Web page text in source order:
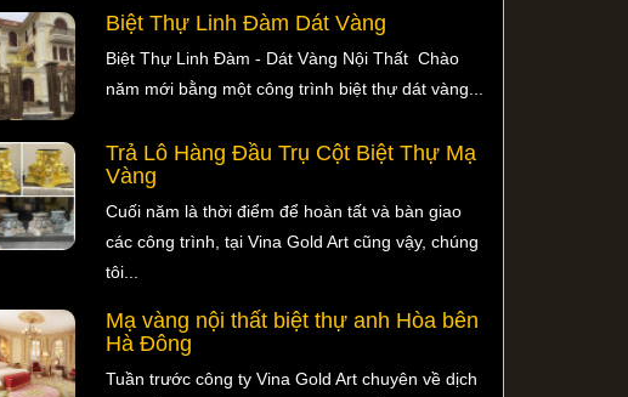
Biệt Thự Linh Đàm Dát Vàng
Biệt Thự Linh Đàm - Dát Vàng Nội Thất Chào
năm mới bằng một công trình biệt thự dát vàng...
Trả Lô Hàng Đầu Trụ Cột Biệt Thự Mạ
Vàng
Cuối năm là thời điểm để hoàn tất và bàn giao
các công trình, tại Vina Gold Art cũng vậy, chúng
tôi...
Mạ vàng nội thất biệt thự anh Hòa bên
Hà Đông
Tuần trước công ty Vina Gold Art chuyên về dịch